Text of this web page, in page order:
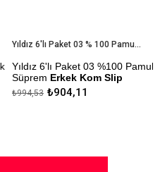
Yıldız 6'lı Paket 03 % 100 Pamuk Süprem Erkek Kom Slip
Yıldız 6'lı Paket 03 %100 Pamuk
SüpremErkek Kom Slip
Çekmezlik Sanfor Testi
₺904,11
₺994,53